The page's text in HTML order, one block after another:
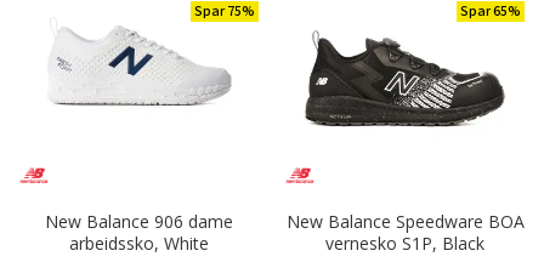
Spar 75%
New Balance 906 dame
arbeidssko, White
Spar 65%
New Balance Speedware BOA
vernesko S1P, Black